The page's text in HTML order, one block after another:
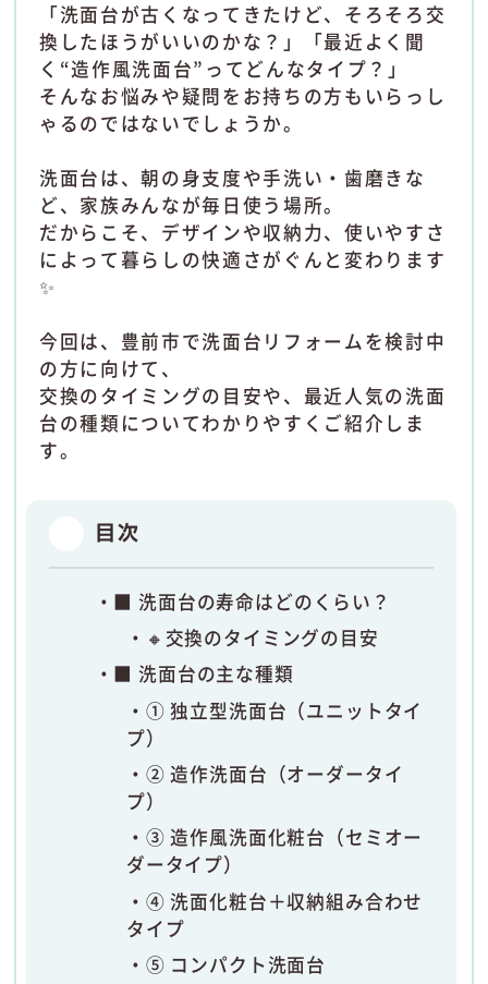
「洗面台が古くなってきたけど、そろそろ交
換したほうがいいのかな？」「最近よく聞
く“造作風洗面台”ってどんなタイプ？」
そんなお悩みや疑問をお持ちの方もいらっし
ゃるのではないでしょうか。
洗面台は、朝の身支度や手洗い・歯磨きな
ど、家族みんなが毎日使う場所。
だからこそ、デザインや収納力、使いやすさ
によって暮らしの快適さがぐんと変わります
✨
今回は、豊前市で洗面台リフォームを検討中
の方に向けて、
交換のタイミングの目安や、最近人気の洗面
台の種類についてわかりやすくご紹介しま
す。
目次
■ 洗面台の寿命はどのくらい？
🔸交換のタイミングの目安
■ 洗面台の主な種類
① 独立型洗面台（ユニットタイ
プ）
② 造作洗面台（オーダータイ
プ）
③ 造作風洗面化粧台（セミオー
ダータイプ）
④ 洗面化粧台＋収納組み合わせ
タイプ
⑤ コンパクト洗面台